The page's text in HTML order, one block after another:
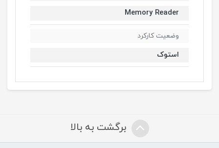
Memory Reader
وضعیت کارکرد
استوک
برگشت به بالا